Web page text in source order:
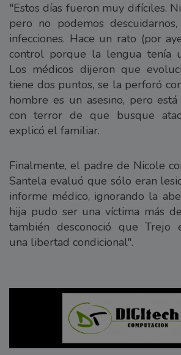
"Estos días fueron muy difíciles.
pero no podemos
infecciones. Hace un rato (por
control porque la lengua tenía
Los médicos dijeron que
tiene dos puntos, se la perforó
hombre es un asesino, pero
con terror de que busque
explicó el familiar.
Finalmente, el padre de Nicole
Santela evaluó que sólo eran
informe médico, ignorando la
hija pudo ser una víctima más
también desconoció que Trejo
una libertad condicional".